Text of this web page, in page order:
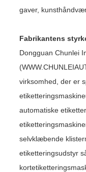
gaver,
Fabrikantens
Dongguan Chunlei
virksomhed, der er
automatiske
selvklæbende
etiketteringsudstyr